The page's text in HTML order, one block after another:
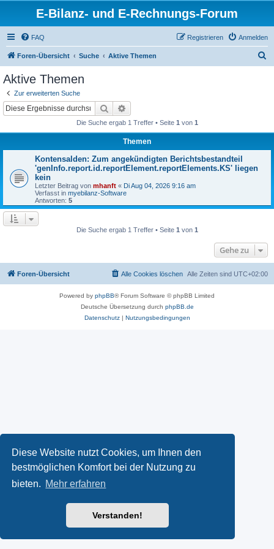
Diese Website nutzt Cookies, um Ihnen den
bestmöglichen Komfort bei der Nutzung zu
bieten. Mehr erfahren
Verstanden!
E-Bilanz- und E-Rechnungs-Forum
FAQ Anmelden
Registrieren
Foren-Übersicht Suche Aktive Themen
Aktive Themen
Zur erweiterten Suche
Suche
Die Suche ergab 1 Treffer • Seite 1 von 1
Themen
Kontensalden: Zum angekündigten Berichtsbestandteil
'genInfo.report.id.reportElement.reportElements.KS' liegen
kein
Letzter Beitrag von mhanft « Di Aug 04, 2026 9:16 am
Verfasst in myebilanz-Software
Antworten: 5
Die Suche ergab 1 Treffer • Seite 1 von 1
Gehe zu
Foren-Übersicht Alle Zeiten sind UTC+02:00
Alle Cookies löschen
Powered by phpBB® Forum Software © phpBB Limited
Deutsche Übersetzung durch phpBB.de
Datenschutz| Nutzungsbedingungen